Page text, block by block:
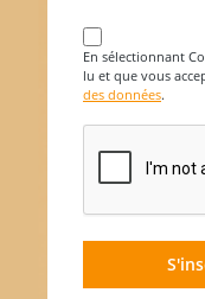
En sélectionnant
lu et que vous
des données.